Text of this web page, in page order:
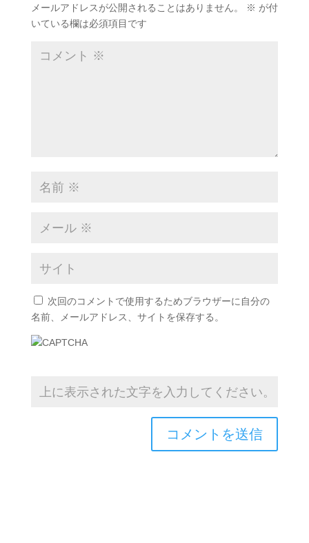
メールアドレスが公開されることはありません。 ※ が付
いている欄は必須項目です
次回のコメントで使用するためブラウザーに自分の
名前、メールアドレス、サイトを保存する。